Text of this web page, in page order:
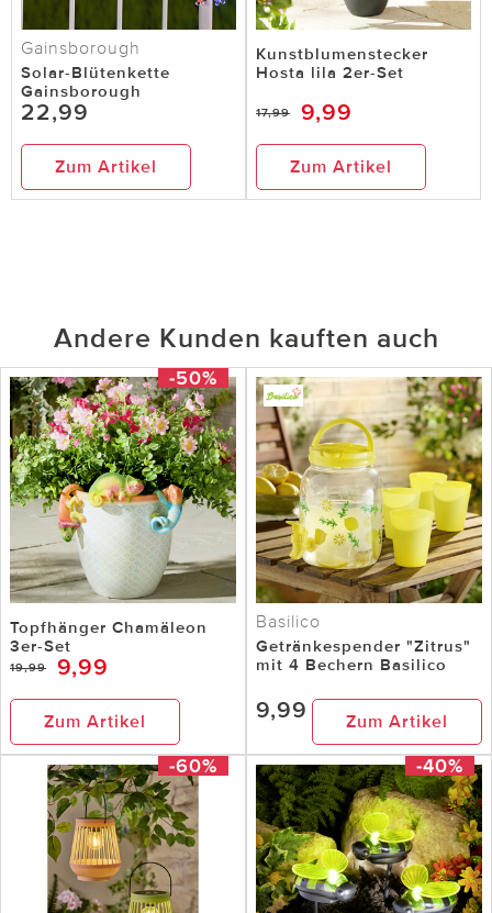
Gainsborough
Solar-Blütenkette
Gainsborough
22,99
Zum Artikel
Kunstblumenstecker
Hosta lila 2er-Set
17,99 9,99
Zum Artikel
Andere Kunden kauften auch
-50%
Topfhänger Chamäleon
3er-Set
19,99 9,99
Zum Artikel
Basilico
Getränkespender "Zitrus"
mit 4 Bechern Basilico
9,99 Zum Artikel
-60% -40%